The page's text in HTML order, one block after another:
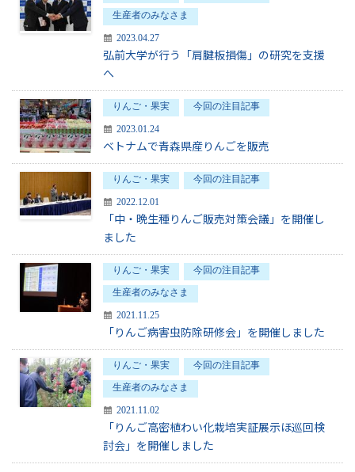
生産者のみなさま
2023.04.27
弘前大学が行う「肩腱板損傷」の研究を支援
へ
りんご・果実 今回の注目記事
2023.01.24
ベトナムで青森県産りんごを販売
りんご・果実 今回の注目記事
2022.12.01
「中・晩生種りんご販売対策会議」を開催し
ました
りんご・果実
今回の注目記事
生産者のみなさま
2021.11.25
「りんご病害虫防除研修会」を開催しました
りんご・果実
今回の注目記事
生産者のみなさま
2021.11.02
「りんご高密植わい化栽培実証展示ほ巡回検
討会」を開催しました